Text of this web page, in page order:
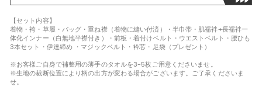
【セット内容】
着物・袴・草履・バッグ・重ね襟（着物に縫い付済）・半巾帯・肌襦袢+長襦袢一
体化インナー（白無地半襟付き）・前板・着付けベルト・ウエストベルト・腰ひも
3本セット・伊達締め ・マジックベルト・衿芯・足袋（プレゼント）
※お客様ご自身で補整用の薄手のタオルを3-5枚ご用意くださいませ。
※生地の裁断位置により柄の出方が変わる場合がございます。ご了承くださいま
せ。